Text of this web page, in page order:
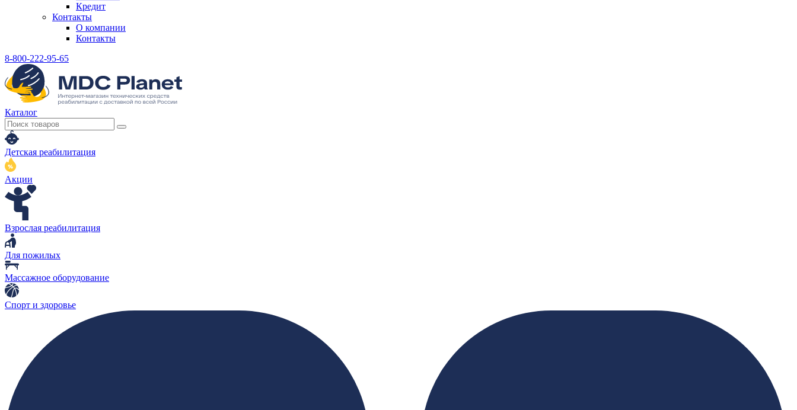
Кредит
Контакты
О компании
Контакты
8-800-222-95-65
Каталог
Детская реабилитация
Акции
Взрослая реабилитация
Для пожилых
Массажное оборудование
Спорт и здоровье